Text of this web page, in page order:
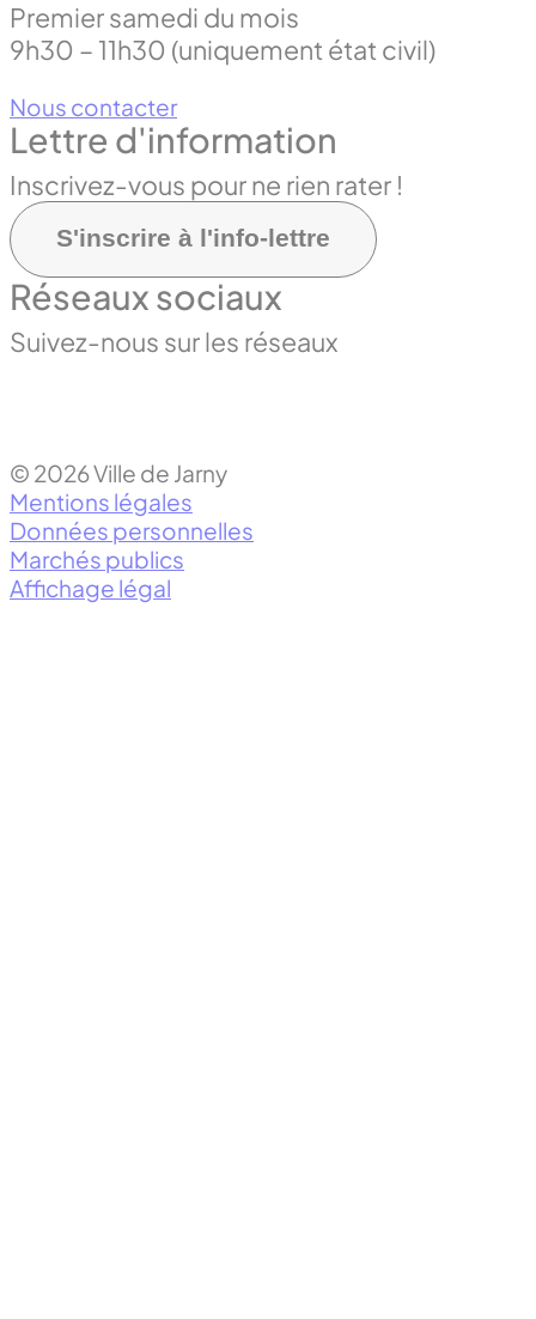
Premier samedi du mois
9h30 – 11h30 (uniquement état civil)
Nous contacter
Lettre d'information
Inscrivez-vous pour ne rien rater !
S'inscrire à l'info-lettre
Réseaux sociaux
Suivez-nous sur les réseaux
© 2026 Ville de Jarny
Mentions légales
Données personnelles
Marchés publics
Affichage légal